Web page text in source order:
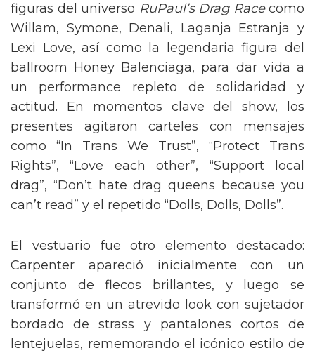
figuras del universo RuPaul’s Drag Racecomo
Willam, Symone, Denali, Laganja Estranja y
Lexi Love, así como la legendaria figura del
ballroom Honey Balenciaga, para dar vida a
un performance repleto de solidaridad y
actitud. En momentos clave del show, los
presentes agitaron carteles con mensajes
como “In Trans We Trust”, “Protect Trans
Rights”, “Love each other”, “Support local
drag”, “Don’t hate drag queens because you
can’t read” y el repetido “Dolls, Dolls, Dolls”.
El vestuario fue otro elemento destacado:
Carpenter apareció inicialmente con un
conjunto de flecos brillantes, y luego se
transformó en un atrevido look con sujetador
bordado de strass y pantalones cortos de
lentejuelas, rememorando el icónico estilo de